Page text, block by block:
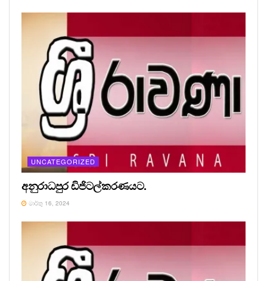
UNCATEGORIZED
අනුරාධපුර ඩිජිටල්කරණයට.
මාර්තු 16, 2024